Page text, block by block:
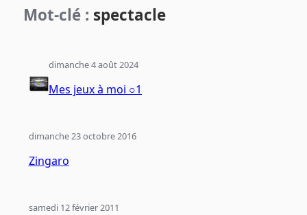
Mot-clé : spectacle
Mes jeux à moi ○1
dimanche 4 août 2024
Zingaro
dimanche 23 octobre 2016
samedi 12 février 2011